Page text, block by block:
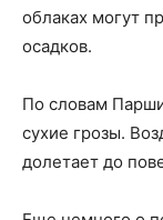
облаках могут
осадков.
По словам
сухие грозы.
долетает до